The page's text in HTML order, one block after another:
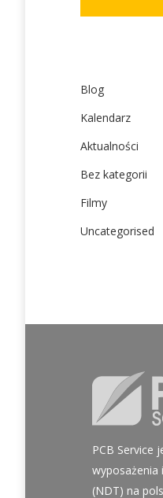
Blog
Kalendarz
Aktualności
Bez kategorii
Filmy
Uncategorised
PCB Service
wyposażenia
(NDT) na